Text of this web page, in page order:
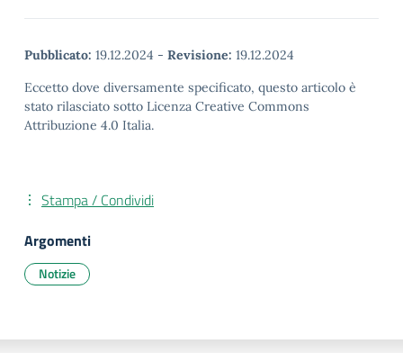
Pubblicato: 19.12.2024 - Revisione: 19.12.2024
Eccetto dove diversamente specificato, questo articolo è
stato rilasciato sotto Licenza Creative Commons
Attribuzione 4.0 Italia.
Stampa / Condividi
Argomenti
Notizie